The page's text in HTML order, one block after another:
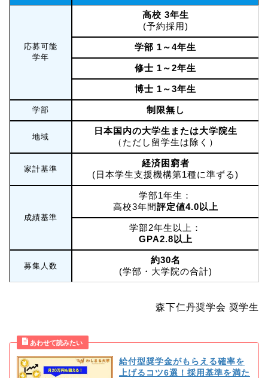
応募可能
学年
高校 3年生
(予約採用)
学部 1～4年生
修士 1～2年生
博士 1～3年生
学部 制限無し
地域
日本国内の大学生または大学院生
（ただし留学生は除く）
家計基準
経済困窮者
(日本学生支援機構第1種に準ずる)
成績基準
学部1年生：
高校3年間評定値4.0以上
学部2年生以上：
GPA2.8以上
募集人数
約30名
(学部・大学院の合計)
森下仁丹奨学会 奨学生
給付型奨学金がもらえる確率を
上げるコツ6選！採用基準を満た